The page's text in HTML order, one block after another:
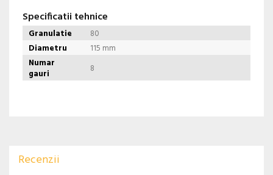
Specificatii tehnice
Granulatie
80
Diametru
115 mm
Numar
gauri
8
Recenzii